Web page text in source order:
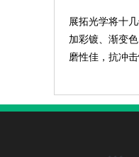
展拓光学将十
加彩镀、渐变
磨性佳，抗冲击